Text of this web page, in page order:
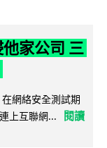
家公司 三
網絡安全測試期
上互聯網...
閱讀